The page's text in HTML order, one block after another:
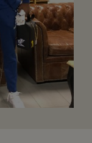
DEVENIR
UN PETIT PRINCE